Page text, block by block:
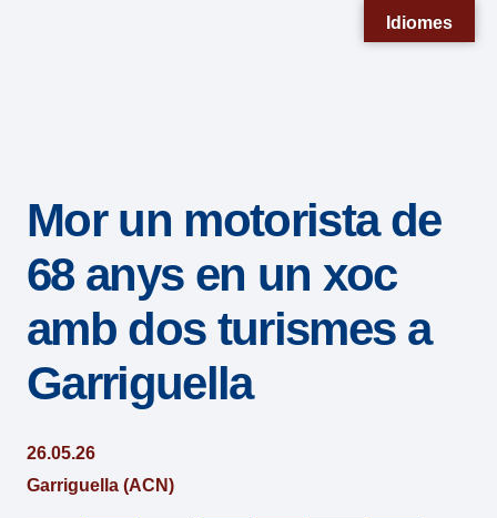
sistema
accesibilidad.
Mor un motorista de
68 anys en un xoc
amb dos turismes a
Garriguella
26.05.26
Garriguella (ACN)
Idiomes